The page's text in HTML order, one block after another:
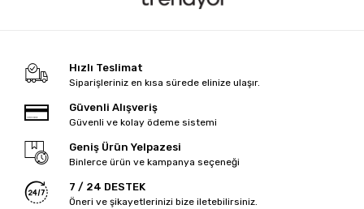
Hızlı Teslimat
Siparişleriniz en kısa sürede elinize ulaşır.
Güvenli Alışveriş
Güvenli ve kolay ödeme sistemi
Geniş Ürün Yelpazesi
Binlerce ürün ve kampanya seçeneği
7 / 24 DESTEK
Öneri ve şikayetlerinizi bize iletebilirsiniz.